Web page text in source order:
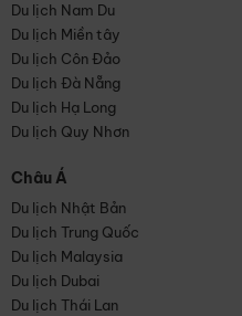
Du lịch Nam Du
Du lịch Miền tây
Du lịch Côn Đảo
Du lịch Đà Nẵng
Du lịch Hạ Long
Du lịch Quy Nhơn
Châu Á
Du lịch Nhật Bản
Du lịch Trung Quốc
Du lịch Malaysia
Du lịch Dubai
Du lịch Thái Lan